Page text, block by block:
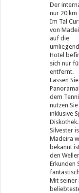
Der
nur 20
Im Tal
von
auf die
Hotel
sich nur
entfernt.
Lassen
dem
nutzen
inklusive
Diskothek.
Silvester
Madeira
bekannt
den
Erkunden
Mit seiner